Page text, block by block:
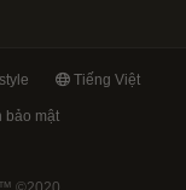
Tiếng Việt
bảo mật